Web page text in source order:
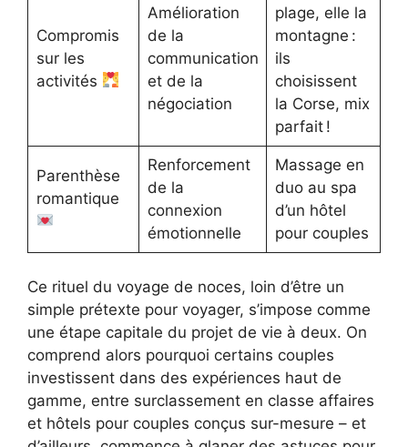
Compromis
sur les
activités
Amélioration
de la
communication
et de la
négociation
plage, elle la
montagne :
ils
choisissent
la Corse, mix
parfait !
Parenthèse
romantique
Renforcement
de la
connexion
émotionnelle
Massage en
duo au spa
d’un hôtel
pour couples
Ce rituel du voyage de noces, loin d’être un
simple prétexte pour voyager, s’impose comme
une étape capitale du projet de vie à deux. On
comprend alors pourquoi certains couples
investissent dans des expériences haut de
gamme, entre surclassement en classe affaires
et hôtels pour couples conçus sur-mesure – et